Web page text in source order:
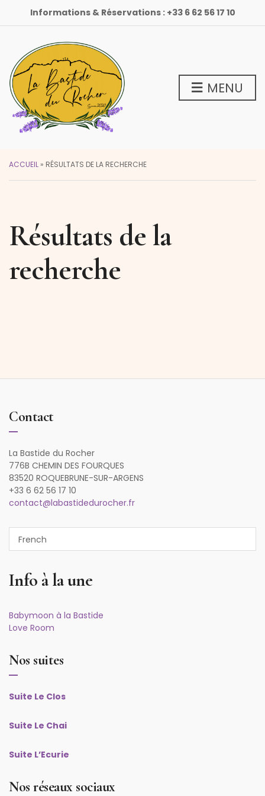
Informations & Réservations : +33 6 62 56 17 10
MENU
ACCUEIL » RÉSULTATS DE LA RECHERCHE
Résultats de la
recherche
Contact
La Bastide du Rocher
776B CHEMIN DES FOURQUES
83520 ROQUEBRUNE-SUR-ARGENS
+33 6 62 56 17 10
contact@labastidedurocher.fr
Info à la une
Babymoon à la Bastide
Love Room
Nos suites
Suite Le Clos
Suite Le Chai
Suite L’Ecurie
Nos réseaux sociaux